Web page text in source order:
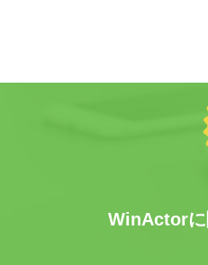
WinActorに